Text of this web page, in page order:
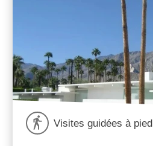
Visites guidées à pied